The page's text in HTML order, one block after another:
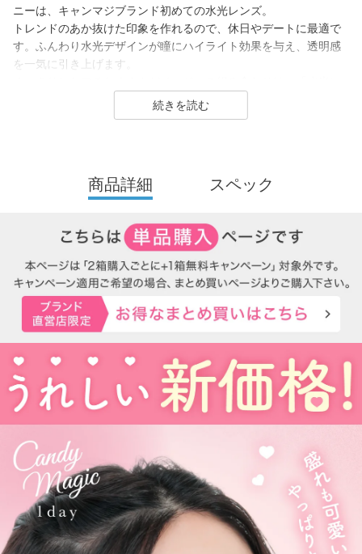
ニーは、キャンマジブランド初めての水光レンズ。
トレンドのあか抜けた印象を作れるので、休日やデートに最適で
す。ふんわり水光デザインが瞳にハイライト効果を与え、透明感
を一気に引き上げます。
ンズは初めて」という方でも使いやすく、どんな角度から見ても
自然にきゅるんとした「うるモテ」な目元を演出。
発売以来幅広い世代から愛されるロングセラーコンタクトレンズ
レンズ直径(DIA)14.5㎜の大きめレンズで瞳を大きく魅せながら、
今っぽく瞳を引き立てる
ナチュラル系・ハーフ系・盛り系までバリエーション豊富に揃え
ました。
2021年にはブルーライトカット機能・UVカット機能付きの
ハイスペックレンズへとリニューアル！
更に2025年にはブルーライトカット機能が独自の新技術で、より
自然に馴染む透明感あるレンズにリニューアル！
待望の乱視用カラコン candymagic toric（キャンディーマジック
より可愛く、より瞳に優しく進化し続けるブランドです。
商品詳細 スペック